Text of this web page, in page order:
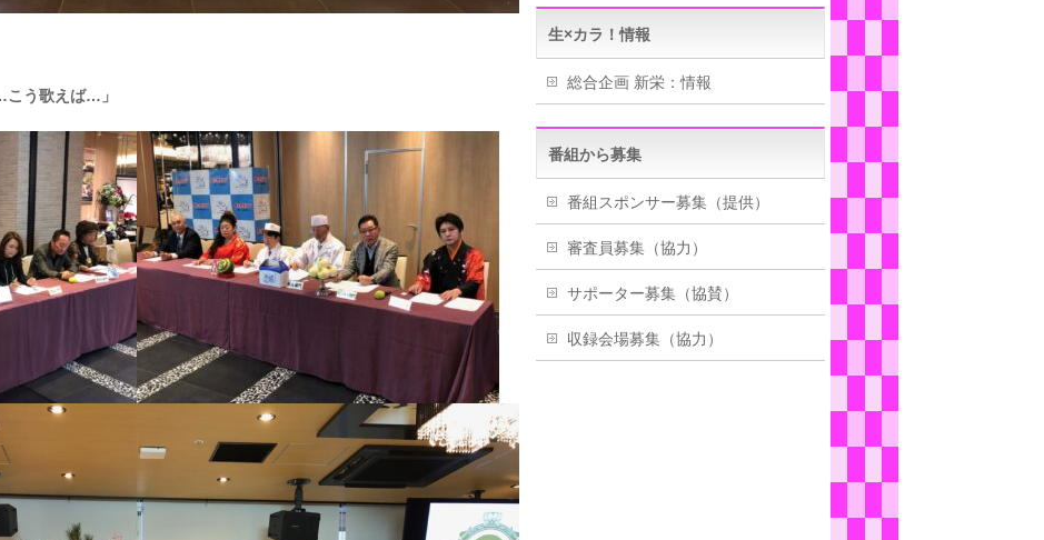
こう歌えば…」
生×カラ！情報
総合企画 新栄：情報
番組から募集
番組スポンサー募集（提供）
審査員募集（協力）
サポーター募集（協賛）
収録会場募集（協力）